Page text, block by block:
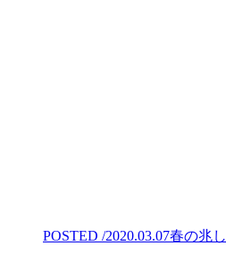
POSTED /2020.03.07春の兆し